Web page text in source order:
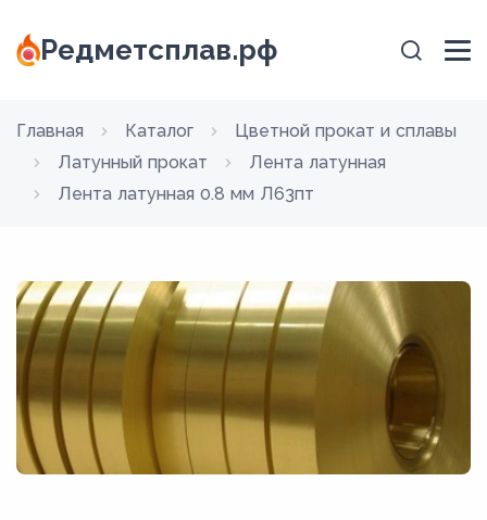
Редметсплав.рф
Главная Каталог
Цветной прокат и сплавы
Латунный прокат
Лента латунная
Лента латунная 0.8 мм Л63пт